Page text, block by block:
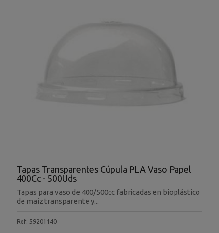
Tapas Transparentes Cúpula PLA Vaso Papel
400Cc - 500Uds
Tapas para vaso de 400/500cc fabricadas en bioplástico
de maíz transparente y...
Ref: 59201140